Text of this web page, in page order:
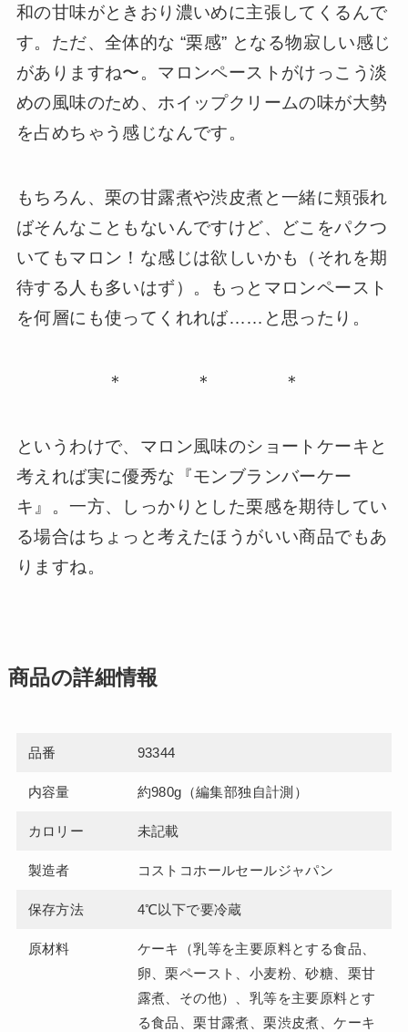
和の甘味がときおり濃いめに主張してくるんで
す。ただ、全体的な “栗感” となる物寂しい感じ
がありますね〜。マロンペーストがけっこう淡
めの風味のため、ホイップクリームの味が大勢
を占めちゃう感じなんです。
もちろん、栗の甘露煮や渋皮煮と一緒に頬張れ
ばそんなこともないんですけど、どこをパクつ
いてもマロン！な感じは欲しいかも（それを期
待する人も多いはず）。もっとマロンペースト
を何層にも使ってくれれば……と思ったり。
＊ ＊ ＊
というわけで、マロン風味のショートケーキと
考えれば実に優秀な『モンブランバーケー
キ』。一方、しっかりとした栗感を期待してい
る場合はちょっと考えたほうがいい商品でもあ
りますね。
商品の詳細情報
品番 93344
内容量 約980g（編集部独自計測）
カロリー 未記載
製造者 コストコホールセールジャパン
保存方法 4℃以下で要冷蔵
原材料
ケーキ（乳等を主要原料とする食品、
卵、栗ペースト、小麦粉、砂糖、栗甘
露煮、その他）、乳等を主要原料とす
る食品、栗甘露煮、栗渋皮煮、ケーキ